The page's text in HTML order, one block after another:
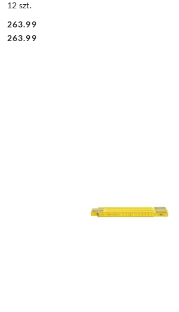
12 szt.
Cena:
263.99
Cena:
263.99